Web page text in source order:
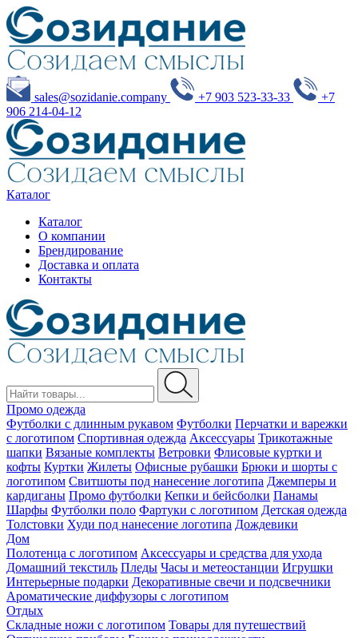
sales@sozidanie.company +7 903 523-33-33
+7
906 214-04-12
Каталог
Каталог
О компании
Брендирование
Доставка и оплата
Контакты
Промо одежда
Футболки с длинным рукавом Футболки Перчатки и варежки
с логотипом Спортивная одежда Аксессуары Трикотажные
шапки Вязаные комплекты Ветровки Флисовые куртки и
кофты Куртки Жилеты Офисные рубашки Брюки и шорты с
логотипом Свитшоты под нанесение логотипа Джемперы и
кардиганы Промо футболки Кепки и бейсболки Панамы
Шарфы Футболки поло Фартуки с логотипом Детская одежда
Толстовки Худи под нанесение логотипа Дождевики
Дом
Полотенца с логотипом Аксессуары и средства для ухода
Домашний текстиль Пледы Часы и метеостанции Игрушки
Интерьерные подарки Декоративные свечи и подсвечники
Ароматические диффузоры с логотипом
Отдых
Складные ножи с логотипом Товары для путешествий